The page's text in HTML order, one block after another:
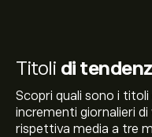
Titoli di
Scopri quali sono i
incrementi giornalieri
rispettiva media a tre